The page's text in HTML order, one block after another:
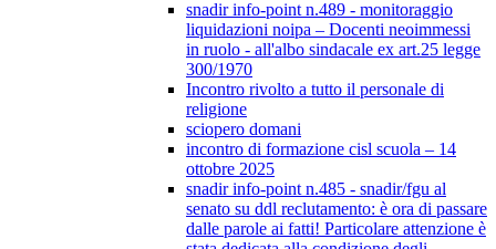
snadir info-point n.489 - monitoraggio
liquidazioni noipa – Docenti neoimmessi
in ruolo - all'albo sindacale ex art.25 legge
300/1970
Incontro rivolto a tutto il personale di
religione
sciopero domani
incontro di formazione cisl scuola – 14
ottobre 2025
snadir info-point n.485 - snadir/fgu al
senato su ddl reclutamento: è ora di passare
dalle parole ai fatti! Particolare attenzione è